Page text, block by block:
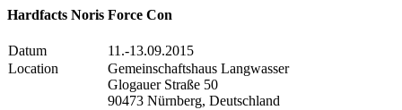
Hardfacts Noris Force Con
Datum
11.-13.09.2015
Location
Gemeinschaftshaus Langwasser
Glogauer Straße 50
90473 Nürnberg, Deutschland